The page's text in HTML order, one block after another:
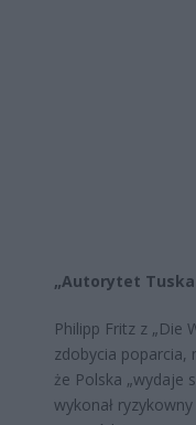
„Autorytet Tuska
Philipp Fritz z „Die
zdobycia
że Polska „wydaje
wykonał